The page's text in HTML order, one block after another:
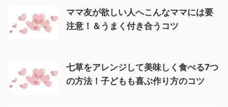
ママ友が欲しい人へこんなママには要
注意！＆うまく付き合うコツ
七草をアレンジして美味しく食べる7つ
の方法！子どもも喜ぶ作り方のコツ